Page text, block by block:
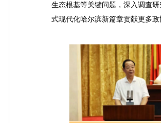
生态根基等关键问题，深入调查
式现代化哈尔滨新篇章贡献更多政